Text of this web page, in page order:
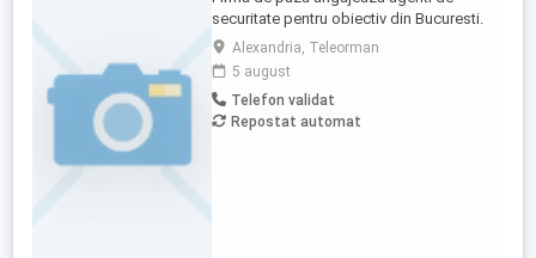
securitate pentru obiectiv din Bucuresti.
Se ofera transport gratuit,program de
lucru in ture (24 48), salarizare 3400 lei net.
Mai multe detalii la telefon 0748199453.
Alexandria, Teleorman
5 august
Telefon validat
Repostat automat